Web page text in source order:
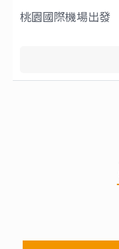
桃園國際機場出發